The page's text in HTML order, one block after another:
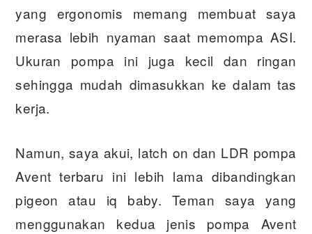
yang ergonomis memang membuat saya
merasa lebih nyaman saat memompa ASI.
Ukuran pompa ini juga kecil dan ringan
sehingga mudah dimasukkan ke dalam tas
kerja.
Namun, saya akui, latch on dan LDR pompa
Avent terbaru ini lebih lama dibandingkan
pigeon atau iq baby. Teman saya yang
menggunakan kedua jenis pompa Avent